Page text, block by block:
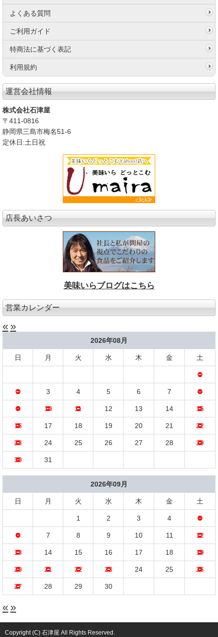
よくある質問
ご利用ガイド
特商法に基づく表記
利用規約
運営会社情報
株式会社石津屋
〒411-0816
静岡県三島市梅名51-6
定休日:土日祝
店長あいさつ
美味いらブログはこちら
営業カレンダー
« »
2026年08月
日 月 火 水 木 金 土
1
2 3 4 5 6 7 8
9 10 11 12 13 14 15
16 17 18 19 20 21 22
23 24 25 26 27 28 29
30 31
2026年09月
日 月 火 水 木 金 土
1 2 3 4 5
6 7 8 9 10 11 12
13 14 15 16 17 18 19
20 21 22 23 24 25 26
27 28 29 30
« »
Copyright (C) 石津屋 All Rights Reserved.